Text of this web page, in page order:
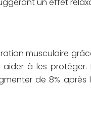
musculaire
à les
de 8% après